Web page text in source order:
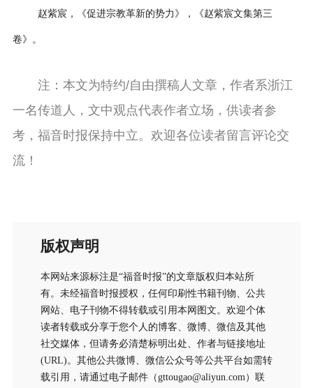
赵紫宸，《促进宗教革新的势力》，《赵紫宸文集第三
卷》。
注：本文为特约/自由撰稿人文章，作者系浙江
一名传道人，文中观点代表作者立场，供读者参
考，福音时报保持中立。欢迎各位读者留言评论交
流！
版权声明
本网站来源标注是“福音时报”的文章版权归本站所
有。未经福音时报授权，任何印刷性书籍刊物、公共
网站、电子刊物不得转载或引用本网图文。欢迎个体
读者转载或分享于您个人的博客、微博、微信及其他
社交媒体，但请务必清楚标明出处、作者与链接地址
(URL)。其他公共微博、微信公众号等公共平台如需转
载引用，请通过电子邮件（gttougao@aliyun.com）联